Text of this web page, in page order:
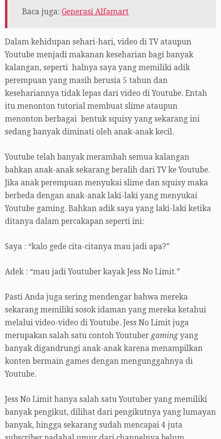
Baca juga: Generasi Alfamart
Dalam kehidupan sehari-hari, video di TV ataupun
Youtube menjadi makanan keseharian bagi banyak
kalangan, seperti halnya saya yang memiliki adik
perempuan yang masih berusia 5 tahun dan
kesehariannya tidak lepas dari video di Youtube. Entah
itu menonton tutorial membuat slime ataupun
menonton berbagai bentuk squisy yang sekarang ini
sedang banyak diminati oleh anak-anak kecil.
Youtube telah banyak merambah semua kalangan
bahkan anak-anak sekarang beralih dari TV ke Youtube.
Jika anak perempuan menyukai slime dan squisy maka
berbeda dengan anak-anak laki-laki yang menyukai
Youtube gaming. Bahkan adik saya yang laki-laki ketika
ditanya dalam percakapan seperti ini:
Saya : “kalo gede cita-citanya mau jadi apa?”
Adek : “mau jadi Youtuber kayak Jess No Limit.”
Pasti Anda juga sering mendengar bahwa mereka
sekarang memiliki sosok idaman yang mereka ketahui
melalui video-video di Youtube. Jess No Limit juga
merupakan salah satu contoh Youtuber gaming yang
banyak digandrungi anak-anak karena menampilkan
konten bermain games dengan mengunggahnya di
Youtube.
Jess No Limit hanya salah satu Youtuber yang memiliki
banyak pengikut, dilihat dari pengikutnya yang lumayan
banyak, hingga sekarang sudah mencapai 4 juta